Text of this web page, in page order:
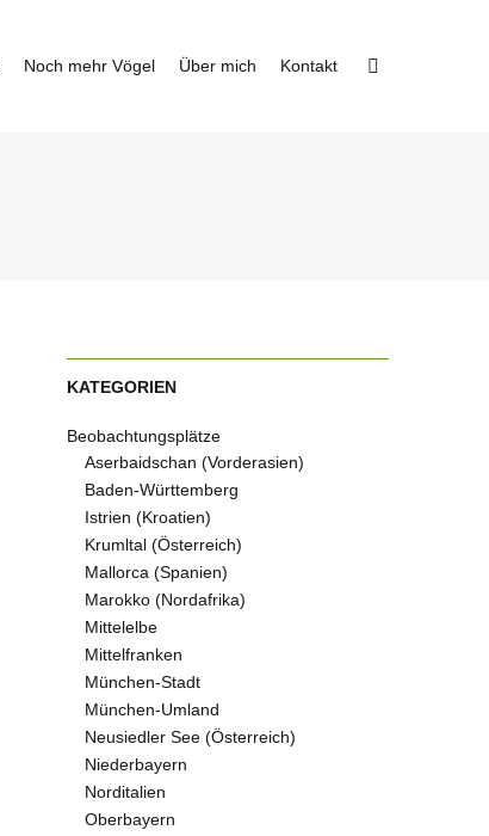
Noch mehr Vögel Über mich Kontakt
KATEGORIEN
Beobachtungsplätze
Aserbaidschan (Vorderasien)
Baden-Württemberg
Istrien (Kroatien)
Krumltal (Österreich)
Mallorca (Spanien)
Marokko (Nordafrika)
Mittelelbe
Mittelfranken
München-Stadt
München-Umland
Neusiedler See (Österreich)
Niederbayern
Norditalien
Oberbayern